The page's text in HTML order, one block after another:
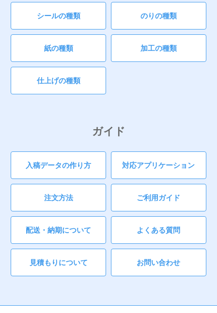
シールの種類 のりの種類
紙の種類 加工の種類
仕上げの種類
ガイド
入稿データの作り方 対応アプリケーション
注文方法 ご利用ガイド
配送・納期について よくある質問
見積もりについて お問い合わせ